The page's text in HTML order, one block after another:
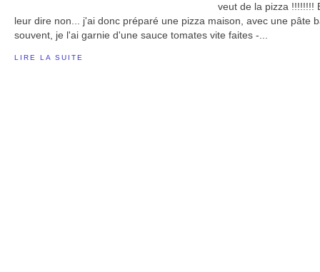
veut de la pizza !!!!!!!!
leur dire non... j'ai donc préparé une pizza maison, avec une pâte
souvent, je l'ai garnie d'une sauce tomates vite faites -...
LIRE LA SUITE